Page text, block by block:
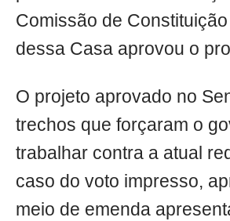
Comissão de
dessa Casa aprovou o
O projeto aprovado no
trechos que forçaram o
trabalhar contra a atual
caso do voto impresso,
meio de emenda